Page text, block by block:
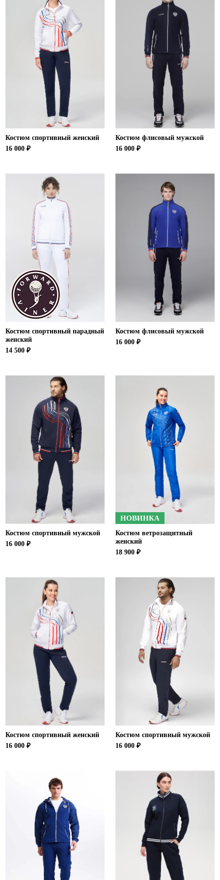
Ханты-Мансийский автономный округ (3)
Челябинская область (2)
Ямало-Ненецкий автономный округ (1)
Ярославская область (1)
Костюм спортивный женский
16 000 ₽
Костюм флисовый мужской
16 000 ₽
Костюм спортивный парадный
женский
14 500 ₽
Костюм флисовый мужской
16 000 ₽
Костюм спортивный мужской
16 000 ₽
НОВИНКА
Костюм ветрозащитный
женский
18 900 ₽
Костюм спортивный женский
16 000 ₽
Костюм спортивный мужской
16 000 ₽